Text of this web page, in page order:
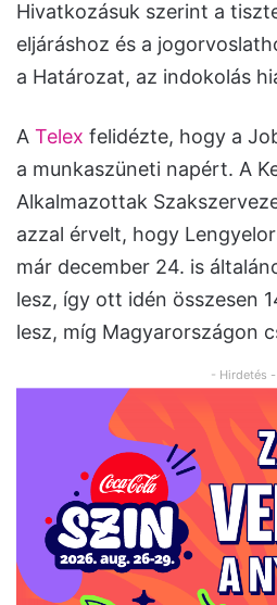
Hivatkozásuk szerint a
eljáráshoz és a
a Határozat, az indokolás
A Telex felidézte, hogy a
a munkaszüneti napért. A
Alkalmazottak
azzal érvelt, hogy
már december 24. is
lesz, így ott idén összesen
lesz, míg Magyarországon
- Hirdetés -